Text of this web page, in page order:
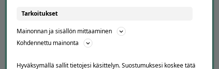
Kuinka Offerilla toimii
Suosittele Offerillaa
Tarkoitukset
Mainonnan ja sisällön mittaaminen
Kohdennettu mainonta
Hyväksymällä sallit tietojesi käsittelyn. Suostumuksesi koskee tätä